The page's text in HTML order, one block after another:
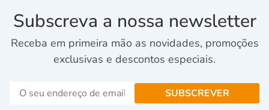
Subscreva a nossa newsletter
Receba em primeira mão as novidades, promoções
exclusivas e descontos especiais.